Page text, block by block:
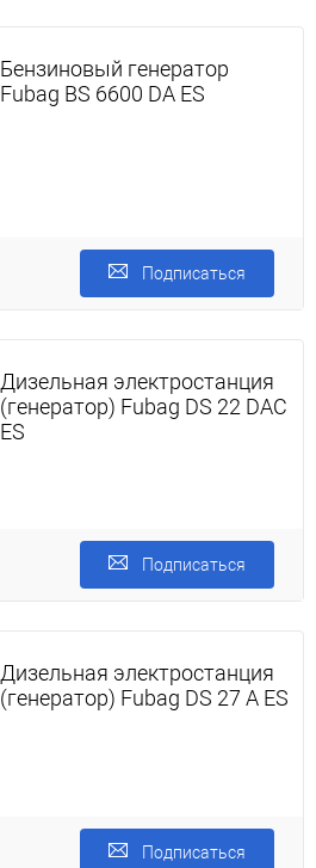
Бензиновый генератор
Fubag BS 6600 DА ES
Подписаться
Дизельная электростанция
(генератор) Fubag DS 22 DAC
ES
Подписаться
Дизельная электростанция
(генератор) Fubag DS 27 A ES
Подписаться